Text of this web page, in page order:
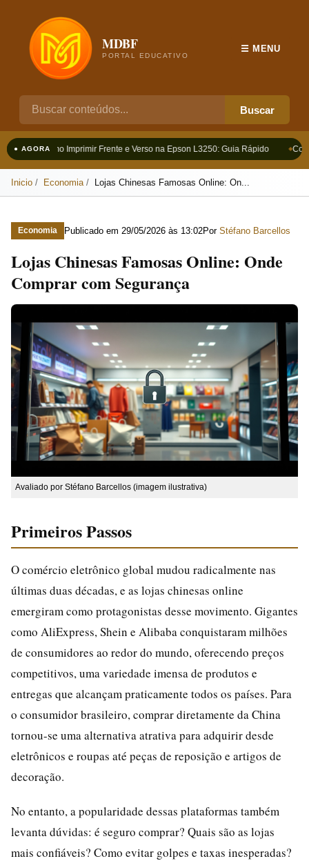
MDBF
PORTAL EDUCATIVO
Buscar
☰ MENU
● AGORAComo Imprimir Frente e Verso na Epson L3250: Guia Rápido
Inicio Economia Lojas Chinesas Famosas Online: On...
Economia Publicado em 29/05/2026 às 13:02Por Stéfano Barcellos
Lojas Chinesas Famosas Online: Onde
Comprar com Segurança
Avaliado por Stéfano Barcellos (imagem ilustrativa)
Primeiros Passos
O comércio eletrônico global mudou radicalmente nas
últimas duas décadas, e as lojas chinesas online
emergiram como protagonistas desse movimento. Gigantes
como AliExpress, Shein e Alibaba conquistaram milhões
de consumidores ao redor do mundo, oferecendo preços
competitivos, uma variedade imensa de produtos e
entregas que alcançam praticamente todos os países. Para
o consumidor brasileiro, comprar diretamente da China
tornou-se uma alternativa atrativa para adquirir desde
eletrônicos e roupas até peças de reposição e artigos de
decoração.
No entanto, a popularidade dessas plataformas também
levanta dúvidas: é seguro comprar? Quais são as lojas
mais confiáveis? Como evitar golpes e taxas inesperadas?